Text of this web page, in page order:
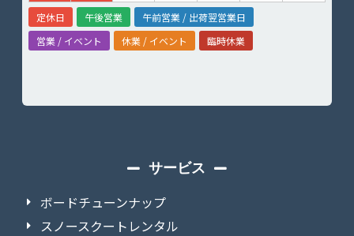
定休日 午後営業
午前営業 / 出荷翌営業日
営業 / イベント
休業 / イベント 臨時休業
サービス
ボードチューンナップ
スノースクートレンタル